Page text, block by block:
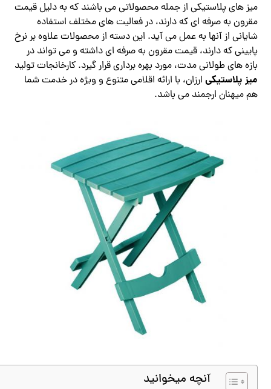
میز های پلاستیکی از جمله محصولاتی می باشند که به دلیل قیمت
مقرون به صرفه ای که دارند، در فعالیت های مختلف استفاده
شایانی از آنها به عمل می آید. این دسته از محصولات علاوه بر نرخ
پایینی که دارند، قیمت مقرون به صرفه ای داشته و می تواند در
بازه های طولانی مدت، مورد بهره برداری قرار گیرد. کارخانجات تولید
میز پلاستیکی ارزان، با ارائه اقلامی متنوع و ویژه در خدمت شما
هم میهنان ارجمند می باشد.
آنچه میخوانید